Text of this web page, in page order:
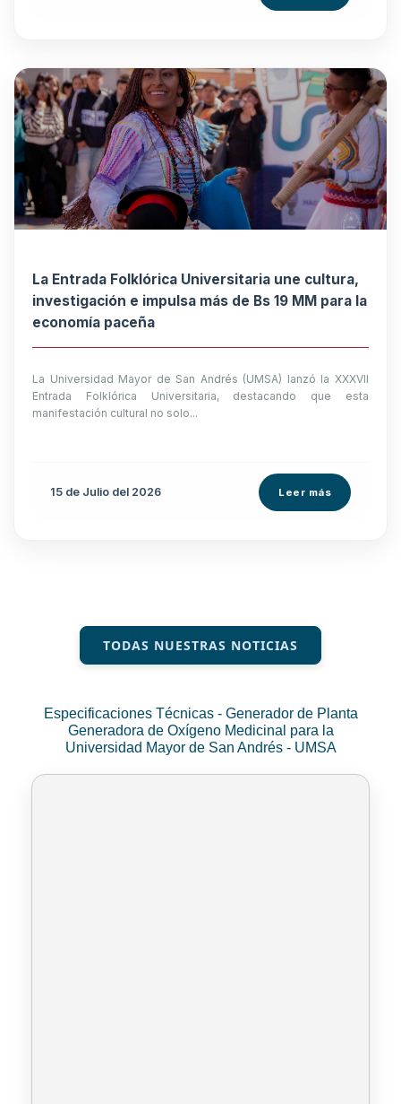
La Entrada Folklórica Universitaria une cultura,
investigación e impulsa más de Bs 19 MM para la
economía paceña
La Universidad Mayor de San Andrés (UMSA) lanzó la XXXVII
Entrada Folklórica Universitaria, destacando que esta
manifestación cultural no solo...
15 de Julio del 2026 Leer más
TODAS NUESTRAS NOTICIAS
Especificaciones Técnicas - Generador de Planta
Generadora de Oxígeno Medicinal para la
Universidad Mayor de San Andrés - UMSA